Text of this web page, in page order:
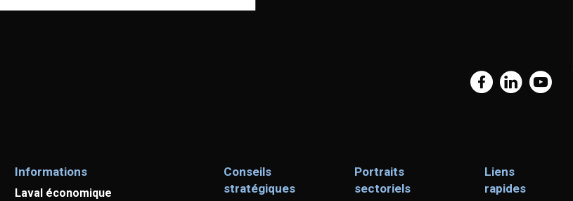
Informations
Laval économique
Conseils
stratégiques
Portraits
sectoriels
Liens
rapides